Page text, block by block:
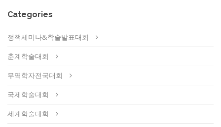
Categories
정책세미나&학술발표대회
춘계학술대회
무역학자전국대회
국제학술대회
세계학술대회